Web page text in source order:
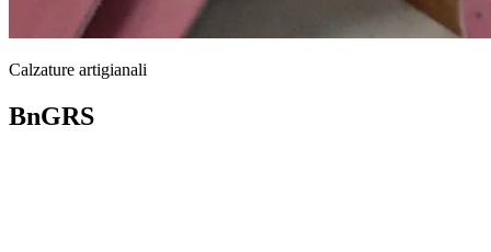
Calzature artigianali
BnGRS